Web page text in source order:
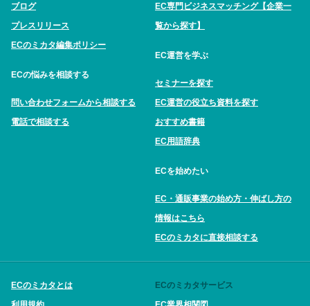
ブログ
プレスリリース
ECのミカタ編集ポリシー
ECの悩みを相談する
問い合わせフォームから相談する
電話で相談する
EC専門ビジネスマッチング【企業一
覧から探す】
EC運営を学ぶ
セミナーを探す
EC運営の役立ち資料を探す
おすすめ書籍
EC用語辞典
ECを始めたい
EC・通販事業の始め方・伸ばし方の
情報はこちら
ECのミカタに直接相談する
ECのミカタとは
ECのミカタサービス